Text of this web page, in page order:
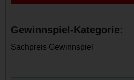
Gewinnspiel-Kategorie:
Sachpreis Gewinnspiel